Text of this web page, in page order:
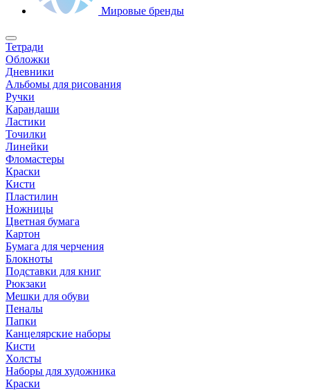
Мировые бренды
Тетради
Обложки
Дневники
Альбомы для рисования
Ручки
Карандаши
Ластики
Точилки
Линейки
Фломастеры
Краски
Кисти
Пластилин
Ножницы
Цветная бумага
Картон
Бумага для черчения
Блокноты
Подставки для книг
Рюкзаки
Мешки для обуви
Пеналы
Папки
Канцелярские наборы
Кисти
Холсты
Наборы для художника
Краски